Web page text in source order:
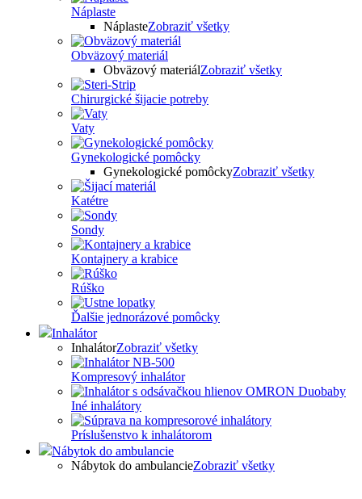
Náplaste
NáplasteZobraziť všetky
Obväzový materiál
Obväzový materiálZobraziť všetky
Chirurgické šijacie potreby
Vaty
Gynekologické pomôcky
Gynekologické pomôckyZobraziť všetky
Katétre
Sondy
Kontajnery a krabice
Rúško
Ďalšie jednorázové pomôcky
Inhalátor
InhalátorZobraziť všetky
Kompresový inhalátor
Iné inhalátory
Príslušenstvo k inhalátorom
Nábytok do ambulancie
Nábytok do ambulancieZobraziť všetky